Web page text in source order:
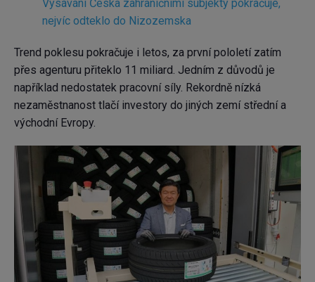
Vysávání Česka zahraničními subjekty pokračuje,
nejvíc odteklo do Nizozemska
Trend poklesu pokračuje i letos, za první pololetí zatím
přes agenturu přiteklo 11 miliard. Jedním z důvodů je
například nedostatek pracovní síly. Rekordně nízká
nezaměstnanost tlačí investory do jiných zemí střední a
východní Evropy.